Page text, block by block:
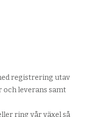
registrering utav
leverans samt
ring vår växel så